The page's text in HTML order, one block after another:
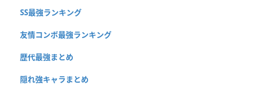
SS最強ランキング
友情コンボ最強ランキング
歴代最強まとめ
隠れ強キャラまとめ